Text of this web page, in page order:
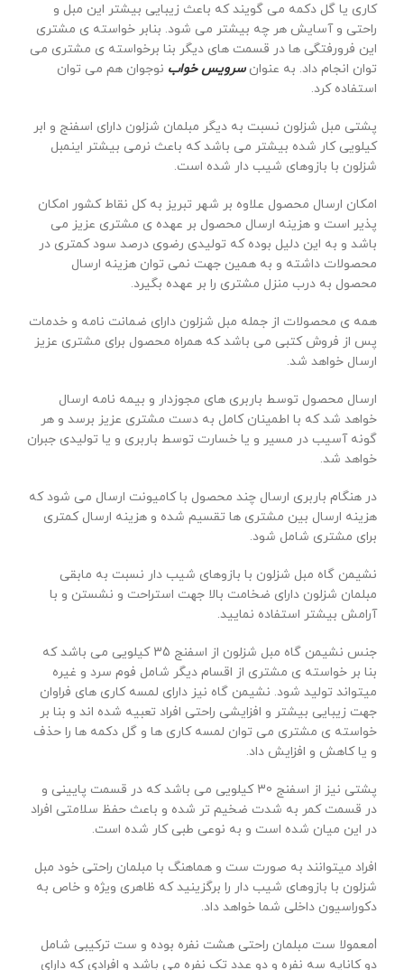
کاری یا گل دکمه می گویند که باعث زیبایی بیشتر این مبل و
راحتی و آسایش هر چه بیشتر می شود. بنابر خواسته ی مشتری
این فرورفتگی ها در قسمت های دیگر بنا برخواسته ی مشتری می
توان انجام داد. به عنوانسرویس خواب نوجوان هم می توان
استفاده کرد.
پشتی مبل شزلون نسبت به دیگر مبلمان شزلون دارای اسفنج و ابر
کیلویی کار شده بیشتر می باشد که باعث نرمی بیشتر اینمبل
شزلون با بازوهای شیب دار شده است.
امکان ارسال محصول علاوه بر شهر تبریز به کل نقاط کشور امکان
پذیر است و هزینه ارسال محصول بر عهده ی مشتری عزیز می
باشد و به این دلیل بوده که تولیدی رضوی درصد سود کمتری در
محصولات داشته و به همین جهت نمی توان هزینه ارسال
محصول به درب منزل مشتری را بر عهده بگیرد.
همه ی محصولات از جمله مبل شزلون دارای ضمانت نامه و خدمات
پس از فروش کتبی می باشد که همراه محصول برای مشتری عزیز
ارسال خواهد شد.
ارسال محصول توسط باربری های مجوزدار و بیمه نامه ارسال
خواهد شد که با اطمینان کامل به دست مشتری عزیز برسد و هر
گونه آسیب در مسیر و یا خسارت توسط باربری و یا تولیدی جبران
خواهد شد.
در هنگام باربری ارسال چند محصول با کامیونت ارسال می شود که
هزینه ارسال بین مشتری ها تقسیم شده و هزینه ارسال کمتری
برای مشتری شامل شود.
نشیمن گاه مبل شزلون با بازوهای شیب دار نسبت به مابقی
مبلمان شزلون دارای ضخامت بالا جهت استراحت و نشستن و با
آرامش بیشتر استفاده نمایید.
جنس نشیمن گاه مبل شزلون از اسفنج 35 کیلویی می باشد که
بنا بر خواسته ی مشتری از اقسام دیگر شامل فوم سرد و غیره
میتواند تولید شود. نشیمن گاه نیز دارای لمسه کاری های فراوان
جهت زیبایی بیشتر و افزایشی راحتی افراد تعبیه شده اند و بنا بر
خواسته ی مشتری می توان لمسه کاری ها و گل دکمه ها را حذف
و یا کاهش و افزایش داد.
پشتی نیز از اسفنج 30 کیلویی می باشد که در قسمت پایینی و
در قسمت کمر به شدت ضخیم تر شده و باعث حفظ سلامتی افراد
در این میان شده است و به نوعی طبی کار شده است.
افراد میتوانند به صورت ست و هماهنگ با مبلمان راحتی خود مبل
شزلون با بازوهای شیب دار را برگزینید که ظاهری ویژه و خاص به
دکوراسیون داخلی شما خواهد داد.
lمعمولا ست مبلمان راحتی هشت نفره بوده و ست ترکیبی شامل
دو کاناپه سه نفره و دو عدد تک نفره می باشد و افرادی که دارای